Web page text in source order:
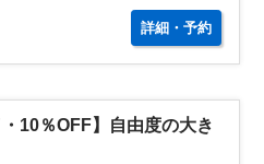
詳細・予約
10％OFF】自由度の大き